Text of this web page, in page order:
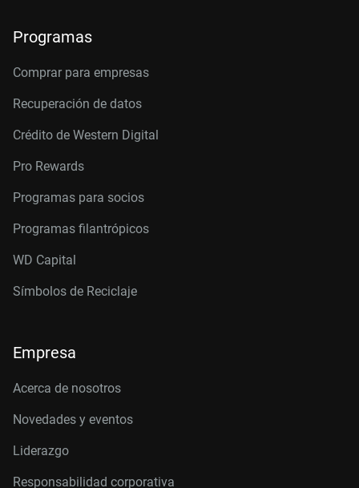
Programas
Comprar para empresas
Recuperación de datos
Crédito de Western Digital
Pro Rewards
Programas para socios
Programas filantrópicos
WD Capital
Símbolos de Reciclaje
Empresa
Acerca de nosotros
Novedades y eventos
Liderazgo
Responsabilidad corporativa